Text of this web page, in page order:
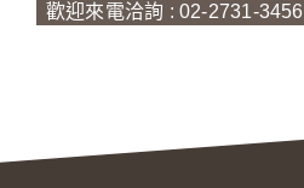
歡迎來電洽詢 :02-2731-3456